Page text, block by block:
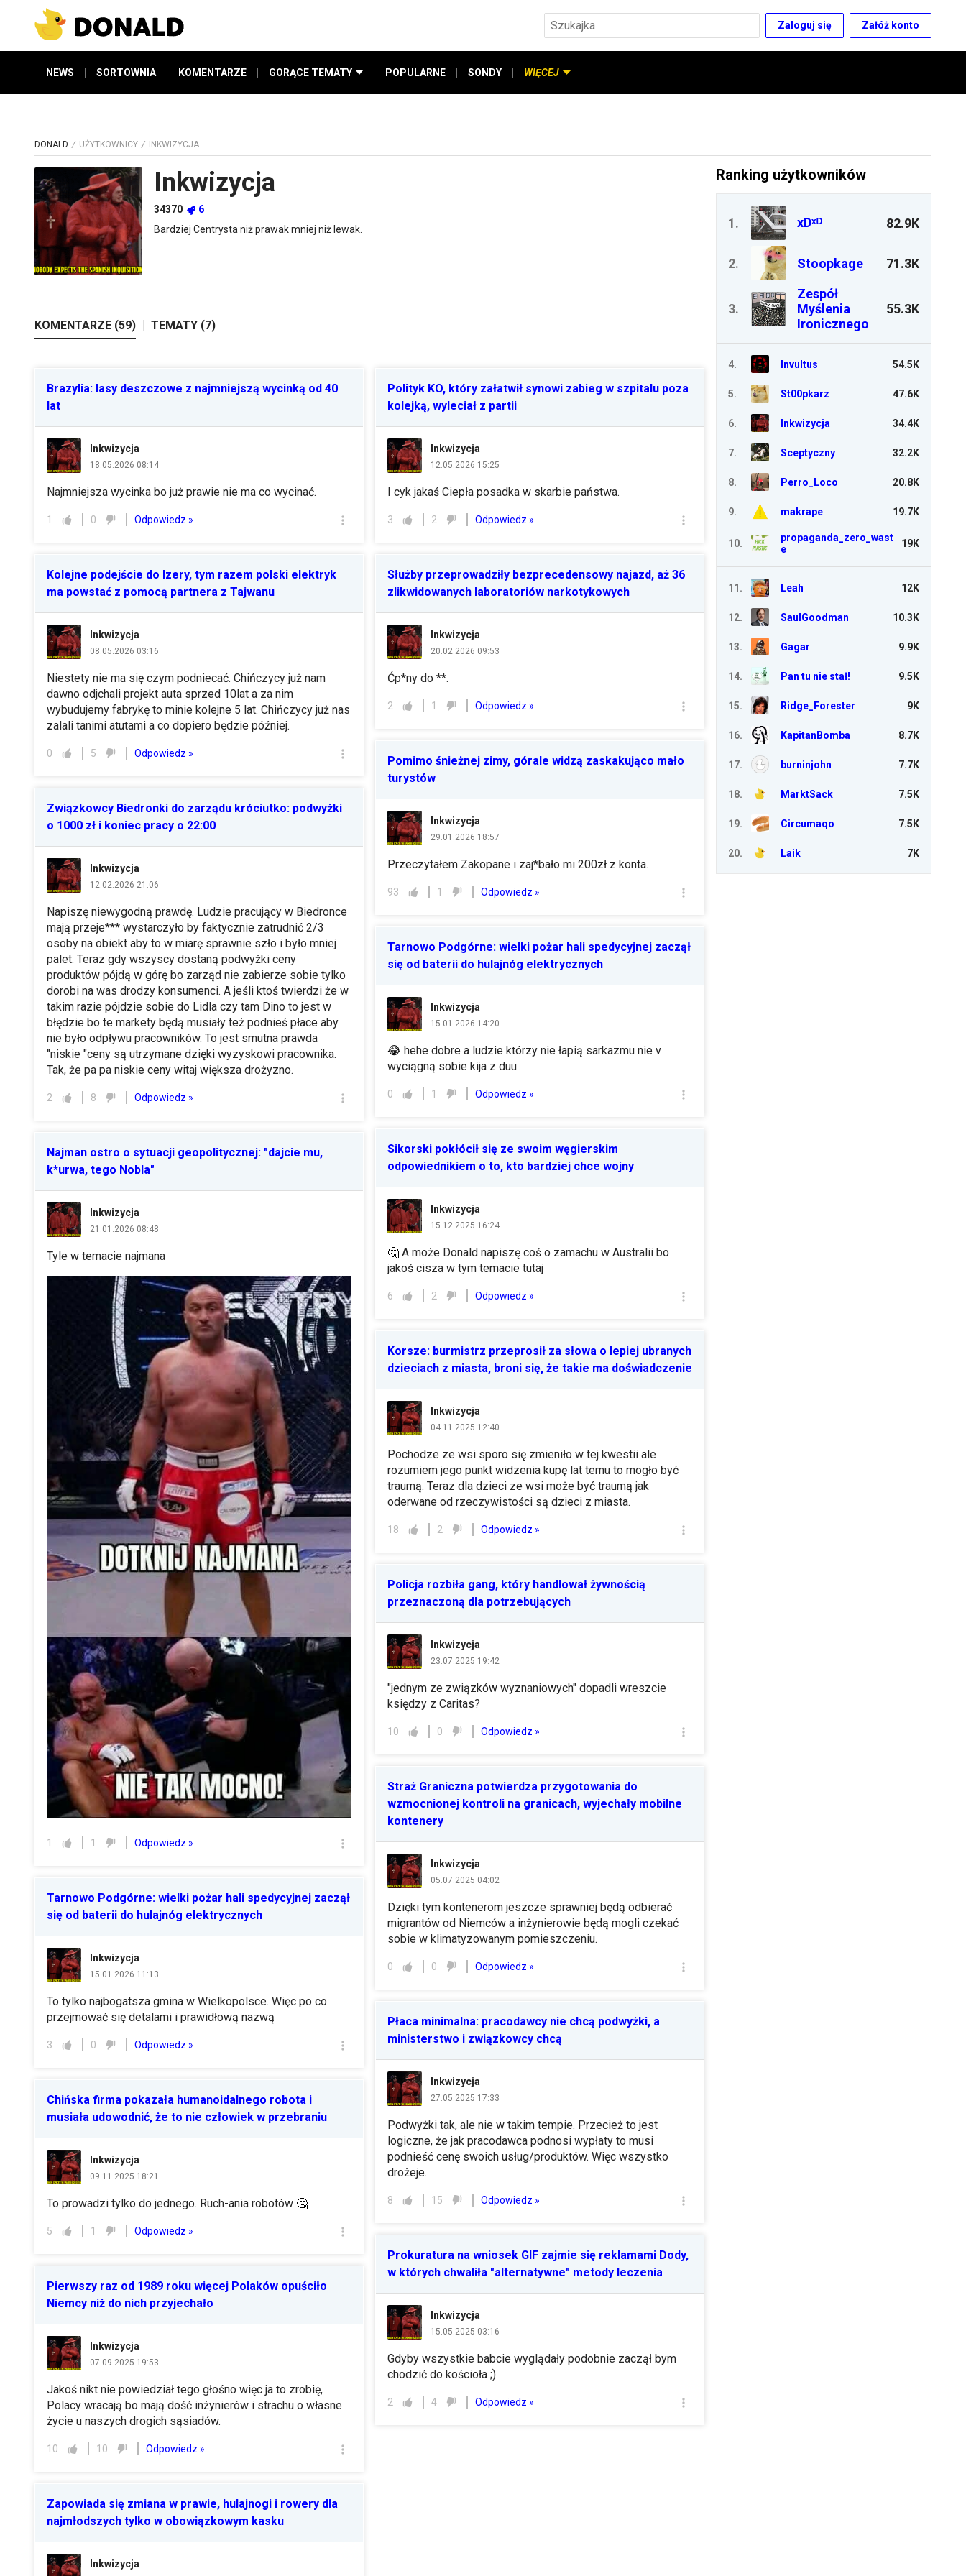
Zaloguj się Załóż konto
NEWS SORTOWNIA KOMENTARZE GORĄCE TEMATY POPULARNE SONDY WIĘCEJ
DONALD UŻYTKOWNICY INKWIZYCJA
Inkwizycja
34370
6
Bardziej Centrysta niż prawak mniej niż lewak.
KOMENTARZE (59) TEMATY (7)
Brazylia: lasy deszczowe z najmniejszą wycinką od 40
lat
Inkwizycja
18.05.2026 08:14
Najmniejsza wycinka bo już prawie nie ma co wycinać.
1 0 Odpowiedz »
Kolejne podejście do Izery, tym razem polski elektryk
ma powstać z pomocą partnera z Tajwanu
Inkwizycja
08.05.2026 03:16
Niestety nie ma się czym podniecać. Chińczycy już nam
dawno odjchali projekt auta sprzed 10lat a za nim
wybudujemy fabrykę to minie kolejne 5 lat. Chińczycy już nas
zalali tanimi atutami a co dopiero będzie później.
0 5 Odpowiedz »
Związkowcy Biedronki do zarządu króciutko: podwyżki
o 1000 zł i koniec pracy o 22:00
Inkwizycja
12.02.2026 21:06
Napiszę niewygodną prawdę. Ludzie pracujący w Biedronce
mają przeje*** wystarczyło by faktycznie zatrudnić 2/3
osoby na obiekt aby to w miarę sprawnie szło i było mniej
palet. Teraz gdy wszyscy dostaną podwyżki ceny
produktów pójdą w górę bo zarząd nie zabierze sobie tylko
dorobi na was drodzy konsumenci. A jeśli ktoś twierdzi że w
takim razie pójdzie sobie do Lidla czy tam Dino to jest w
błędzie bo te markety będą musiały też podnieś płace aby
nie było odpływu pracowników. To jest smutna prawda
"niskie "ceny są utrzymane dzięki wyzyskowi pracownika.
Tak, że pa pa niskie ceny witaj większa drożyzno.
2 8 Odpowiedz »
Najman ostro o sytuacji geopolitycznej: "dajcie mu,
k*urwa, tego Nobla"
Inkwizycja
21.01.2026 08:48
Tyle w temacie najmana
1 1 Odpowiedz »
Tarnowo Podgórne: wielki pożar hali spedycyjnej zaczął
się od baterii do hulajnóg elektrycznych
Inkwizycja
15.01.2026 11:13
To tylko najbogatsza gmina w Wielkopolsce. Więc po co
przejmować się detalami i prawidłową nazwą
3 0 Odpowiedz »
Chińska firma pokazała humanoidalnego robota i
musiała udowodnić, że to nie człowiek w przebraniu
Inkwizycja
09.11.2025 18:21
To prowadzi tylko do jednego. Ruch-ania robotów 🤔
5 1 Odpowiedz »
Pierwszy raz od 1989 roku więcej Polaków opuściło
Niemcy niż do nich przyjechało
Inkwizycja
07.09.2025 19:53
Jakoś nikt nie powiedział tego głośno więc ja to zrobię,
Polacy wracają bo mają dość inżynierów i strachu o własne
życie u naszych drogich sąsiadów.
10 10 Odpowiedz »
Zapowiada się zmiana w prawie, hulajnogi i rowery dla
najmłodszych tylko w obowiązkowym kasku
Inkwizycja
Polityk KO, który załatwił synowi zabieg w szpitalu poza
kolejką, wyleciał z partii
Inkwizycja
12.05.2026 15:25
I cyk jakaś Ciepła posadka w skarbie państwa.
3 2 Odpowiedz »
Służby przeprowadziły bezprecedensowy najazd, aż 36
zlikwidowanych laboratoriów narkotykowych
Inkwizycja
20.02.2026 09:53
Ćp*ny do **.
2 1 Odpowiedz »
Pomimo śnieżnej zimy, górale widzą zaskakująco mało
turystów
Inkwizycja
29.01.2026 18:57
Przeczytałem Zakopane i zaj*bało mi 200zł z konta.
93 1 Odpowiedz »
Tarnowo Podgórne: wielki pożar hali spedycyjnej zaczął
się od baterii do hulajnóg elektrycznych
Inkwizycja
15.01.2026 14:20
😂 hehe dobre a ludzie którzy nie łapią sarkazmu nie v
wyciągną sobie kija z duu
0 1 Odpowiedz »
Sikorski pokłócił się ze swoim węgierskim
odpowiednikiem o to, kto bardziej chce wojny
Inkwizycja
15.12.2025 16:24
🤔 A może Donald napiszę coś o zamachu w Australii bo
jakoś cisza w tym temacie tutaj
6 2 Odpowiedz »
Korsze: burmistrz przeprosił za słowa o lepiej ubranych
dzieciach z miasta, broni się, że takie ma doświadczenie
Inkwizycja
04.11.2025 12:40
Pochodze ze wsi sporo się zmieniło w tej kwestii ale
rozumiem jego punkt widzenia kupę lat temu to mogło być
traumą. Teraz dla dzieci ze wsi może być traumą jak
oderwane od rzeczywistości są dzieci z miasta.
18 2 Odpowiedz »
Policja rozbiła gang, który handlował żywnością
przeznaczoną dla potrzebujących
Inkwizycja
23.07.2025 19:42
"jednym ze związków wyznaniowych" dopadli wreszcie
księdzy z Caritas?
10 0 Odpowiedz »
Straż Graniczna potwierdza przygotowania do
wzmocnionej kontroli na granicach, wyjechały mobilne
kontenery
Inkwizycja
05.07.2025 04:02
Dzięki tym kontenerom jeszcze sprawniej będą odbierać
migrantów od Niemców a inżynierowie będą mogli czekać
sobie w klimatyzowanym pomieszczeniu.
0 0 Odpowiedz »
Płaca minimalna: pracodawcy nie chcą podwyżki, a
ministerstwo i związkowcy chcą
Inkwizycja
27.05.2025 17:33
Podwyżki tak, ale nie w takim tempie. Przecież to jest
logiczne, że jak pracodawca podnosi wypłaty to musi
podnieść cenę swoich usług/produktów. Więc wszystko
drożeje.
8 15 Odpowiedz »
Prokuratura na wniosek GIF zajmie się reklamami Dody,
w których chwaliła "alternatywne" metody leczenia
Inkwizycja
15.05.2025 03:16
Gdyby wszystkie babcie wyglądały podobnie zaczął bym
chodzić do kościoła ;)
2 4 Odpowiedz »
Ranking użytkowników
1. xDˣᴰ 82.9K
2. Stoopkage 71.3K
3.
Zespół
Myślenia
Ironicznego
55.3K
4. Invultus 54.5K
5. St00pkarz 47.6K
6. Inkwizycja 34.4K
7. Sceptyczny 32.2K
8. Perro_Loco 20.8K
9. makrape 19.7K
10.
propaganda_zero_wast
e
19K
11. Leah 12K
12. SaulGoodman 10.3K
13. Gagar 9.9K
14. Pan tu nie stał! 9.5K
15. Ridge_Forester 9K
16. KapitanBomba 8.7K
17. burninjohn 7.7K
18. MarktSack 7.5K
19. Circumaqo 7.5K
20. Laik 7K